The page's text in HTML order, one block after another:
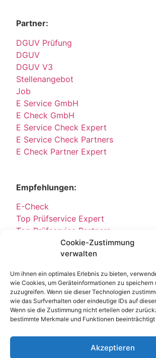
Cookie-Zustimmung
verwalten
Um ihnen ein optimales Erlebnis zu bieten,
wie Cookies, um Geräteinformationen zu speichern
zuzugreifen. Wenn sie dieser Technologien
wie das Surfverhalten oder eindeutige IDs auf
Wenn sie die Zustimmung nicht erteilen oder
bestimmte Merkmale und Funktionen
Akzeptieren
Partner:
DGUV Prüfung
DGUV
DGUV V3
Stellenangebot
Job
E Service GmbH
E Check GmbH
E Service Check Expert
E Service Check Partners
E Check Partner Expert
Empfehlungen:
E-Check
Top Prüfservice Expert
Top Prüfservice Partners
Top Prüfservice GmbH
Sicherheitsprüfungen Partners
Prüfung E-Check Expert
Prüfung elektrischer Anlagen